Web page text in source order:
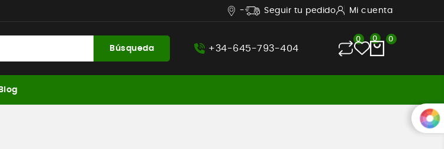
- Seguir tu pedido Mi cuenta
Búsqueda +34-645-793-404
0 0 0
Blog